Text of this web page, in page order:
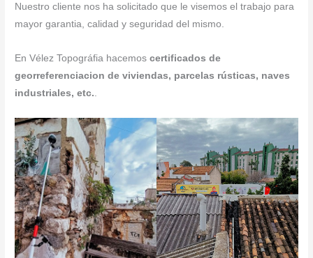
Nuestro cliente nos ha solicitado que le visemos el trabajo para
mayor garantia, calidad y seguridad del mismo.
En Vélez Topográfia hacemos certificados de
georreferenciacion de viviendas, parcelas rústicas, naves
industriales, etc.